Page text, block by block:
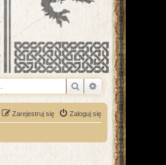
Szukaj Wyszukiwanie
Zaloguj się
Zarejestruj się